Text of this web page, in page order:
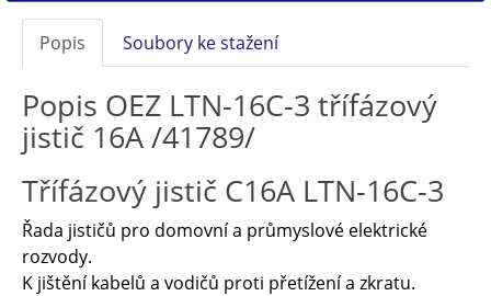
Popis Soubory ke stažení
Popis OEZ LTN-16C-3 třífázový
jistič 16A /41789/
Třífázový jistič C16A LTN-16C-3
Řada jističů pro domovní a průmyslové elektrické
rozvody.
K jištění kabelů a vodičů proti přetížení a zkratu.